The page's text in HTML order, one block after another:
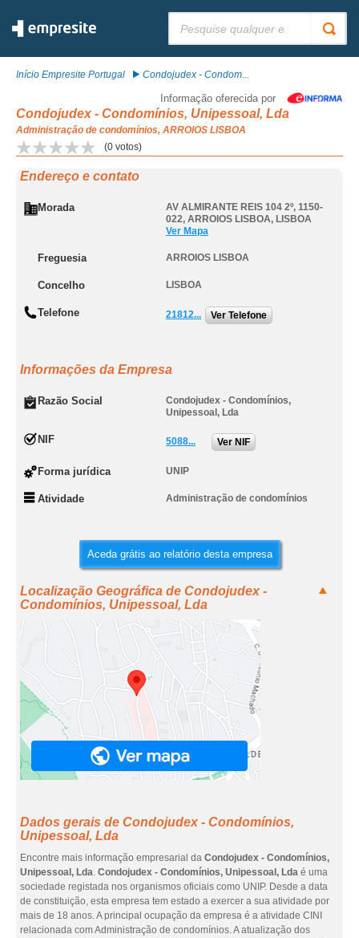
Início Empresite Portugal Condojudex - Condom...
Informação oferecida por
Condojudex - Condomínios, Unipessoal, Lda
Administração de condomínios, ARROIOS LISBOA
(0 votos)
Endereço e contato
Morada
AV ALMIRANTE REIS 104 2º, 1150-
022, ARROIOS LISBOA, LISBOA
Ver Mapa
Freguesia ARROIOS LISBOA
Concelho LISBOA
Telefone 21812... Ver Telefone
Informações da Empresa
Razão Social
Condojudex - Condomínios,
Unipessoal, Lda
NIF 5088... Ver NIF
Forma jurídica UNIP
Atividade Administração de condomínios
Aceda grátis ao relatório desta empresa
Localização Geográfica de Condojudex -
Condomínios, Unipessoal, Lda
Dados gerais de Condojudex - Condomínios,
Unipessoal, Lda
Encontre mais informação empresarial da Condojudex - Condomínios,
Unipessoal, Lda. Condojudex - Condomínios, Unipessoal, Lda é uma
sociedade registada nos organismos oficiais como UNIP. Desde a data
de constituição, esta empresa tem estado a exercer a sua atividade por
mais de 18 anos. A principal ocupação da empresa é a atividade CINI
relacionada com Administração de condomínios. A atualização dos